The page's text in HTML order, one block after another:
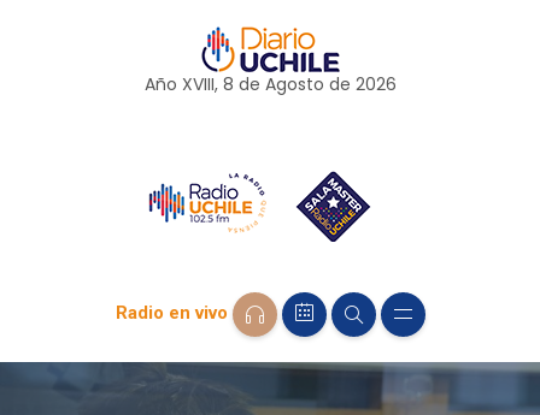
Año XVIII, 8 de Agosto de 2026
Radio en vivo